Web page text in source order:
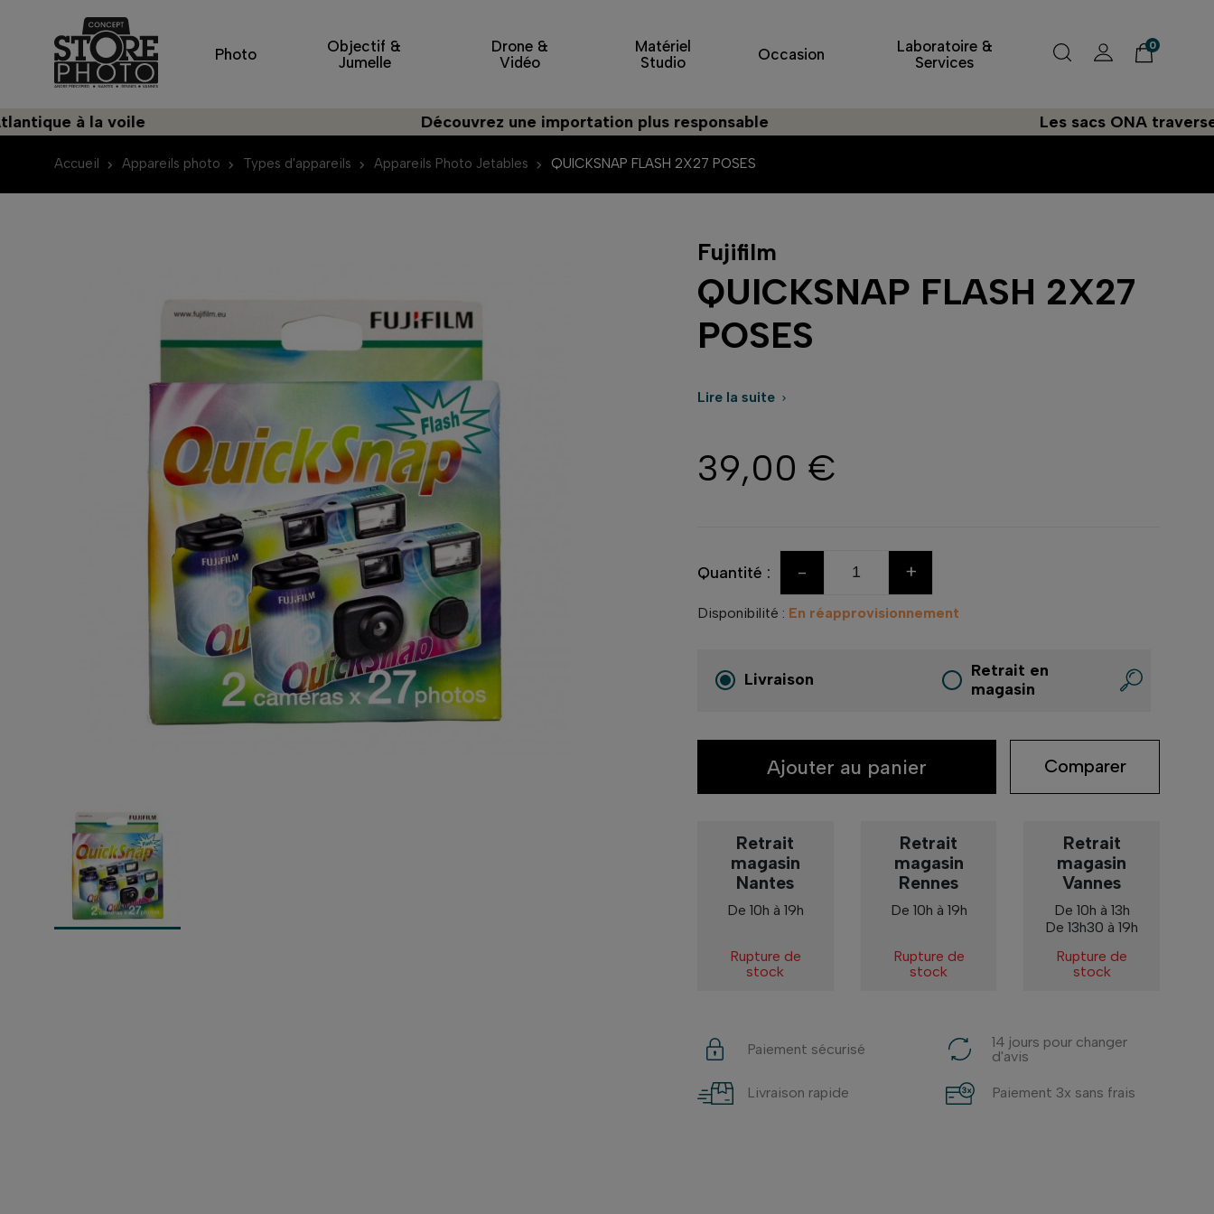
Photo
Objectif &
Jumelle
Drone &
Vidéo
Matériel
Studio
Occasion
Laboratoire &
Services
0
à la voile Découvrez une importation plus responsable Les sacs ONA traversent
Accueil Appareils photo Types d'appareils Appareils Photo Jetables QUICKSNAP FLASH 2X27 POSES
Fujifilm
QUICKSNAP FLASH 2X27
POSES
Lire la suite 
39,00 €
Quantité : - +
Disponibilité : En réapprovisionnement
Livraison
Retrait en
magasin
Ajouter au panier Comparer
Retrait
magasin
Nantes
De 10h à 19h
Rupture de
stock
Retrait
magasin
Rennes
De 10h à 19h
Rupture de
stock
Retrait
magasin
Vannes
De 10h à 13h
De 13h30 à 19h
Rupture de
stock
Paiement sécurisé
14 jours pour changer
d'avis
Livraison rapide Paiement 3x sans frais